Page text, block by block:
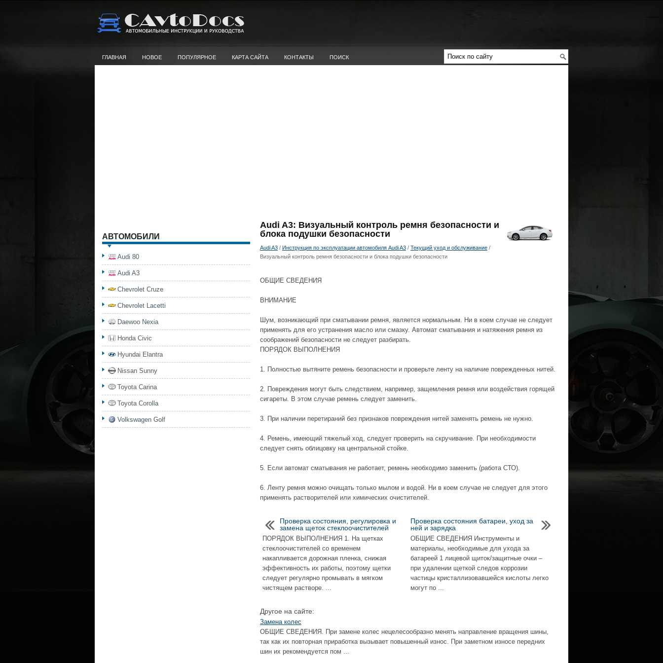
ГЛАВНАЯ НОВОЕ ПОПУЛЯРНОЕ КАРТА САЙТА КОНТАКТЫ ПОИСК
Audi A3: Визуальный контроль ремня безопасности и
блока подушки безопасности
Audi A3 / Инструкция по эксплуатации автомобиля Audi A3 / Текущий уход и обслуживание /
Визуальный контроль ремня безопасности и блока подушки безопасности
ОБЩИЕ СВЕДЕНИЯ
ВНИМАНИЕ
Шум, возникающий при сматывании ремня, является нормальным. Ни в коем случае не следует
применять для его устранения масло или смазку. Автомат сматывания и натяжения ремня из
соображений безопасности не следует разбирать.
ПОРЯДОК ВЫПОЛНЕНИЯ
1. Полностью вытяните ремень безопасности и проверьте ленту на наличие поврежденных нитей.
2. Повреждения могут быть следствием, например, защемления ремня или воздействия горящей
сигареты. В этом случае ремень следует заменить.
3. При наличии перетираний без признаков повреждения нитей заменять ремень не нужно.
4. Ремень, имеющий тяжелый ход, следует проверить на скручивание. При необходимости
следует снять облицовку на центральной стойке.
5. Если автомат сматывания не работает, ремень необходимо заменить (работа СТО).
6. Ленту ремня можно очищать только мылом и водой. Ни в коем случае не следует для этого
применять растворителей или химических очистителей.
Проверка состояния, регулировка и
замена щеток стеклоочистителей
ПОРЯДОК ВЫПОЛНЕНИЯ 1. На щетках
стеклоочистителей со временем
накапливается дорожная пленка, снижая
эффективность их работы, поэтому щетки
следует регулярно промывать в мягком
чистящем растворе. ...
Проверка состояния батареи, уход за
ней и зарядка
ОБЩИЕ СВЕДЕНИЯ Инструменты и
материалы, необходимые для ухода за
батареей 1 лицевой щиток/защитные очки –
при удалении щеткой следов коррозии
частицы кристаллизовавшейся кислоты легко
могут по ...
Другое на сайте:
Замена колес
ОБЩИЕ СВЕДЕНИЯ. При замене колес нецелесообразно менять направление вращения шины,
так как их повторная приработка вызывает повышенный износ. При заметном износе передних
шин их рекомендуется пом ...
АВТОМОБИЛИ
Audi 80
Audi A3
Chevrolet Cruze
Chevrolet Lacetti
Daewoo Nexia
Honda Civic
Hyundai Elantra
Nissan Sunny
Toyota Carina
Toyota Corolla
Volkswagen Golf